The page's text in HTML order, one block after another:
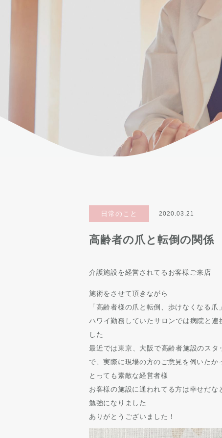
日常のこと 2020.03.21
高齢者の爪と転倒の関係
介護施設を経営されてるお客様ご来店
施術をさせて頂きながら
「高齢者様の爪と転倒、歩けなくなる
ハワイ勤務していたサロンでは病院と
した
最近では東京、大阪で高齢者施設のス
で、実際に現場の方のご意見を伺いた
とっても素敵な経営者様
お客様の施設に通われてる方は幸せだな
勉強になりました
ありがとうございました！